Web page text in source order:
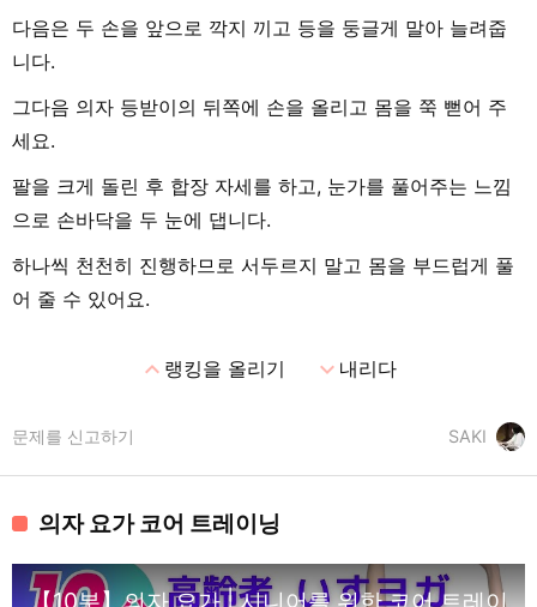
다음은 두 손을 앞으로 깍지 끼고 등을 둥글게 말아 늘려줍
니다.
그다음 의자 등받이의 뒤쪽에 손을 올리고 몸을 쭉 뻗어 주
세요.
팔을 크게 돌린 후 합장 자세를 하고, 눈가를 풀어주는 느낌
으로 손바닥을 두 눈에 댑니다.
하나씩 천천히 진행하므로 서두르지 말고 몸을 부드럽게 풀
어 줄 수 있어요.
expand_less랭킹을 올리기 expand_more내리다
SAKI
문제를 신고하기
의자 요가 코어 트레이닝
【10분】의자 요가 | 시니어를 위한 코어 트레이